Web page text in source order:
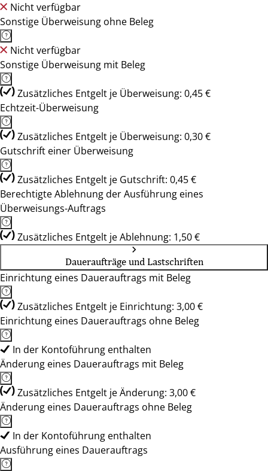
Nicht verfügbar
Sonstige Überweisung ohne Beleg
Nicht verfügbar
Sonstige Überweisung mit Beleg
Zusätzliches Entgelt je Überweisung: 0,45 €
Echtzeit-Überweisung
Zusätzliches Entgelt je Überweisung: 0,30 €
Gutschrift einer Überweisung
Zusätzliches Entgelt je Gutschrift: 0,45 €
Berechtigte Ablehnung der Ausführung eines
Überweisungs-Auftrags
Zusätzliches Entgelt je Ablehnung: 1,50 €
Daueraufträge und Lastschriften
Einrichtung eines Dauerauftrags mit Beleg
Zusätzliches Entgelt je Einrichtung: 3,00 €
Einrichtung eines Dauerauftrags ohne Beleg
In der Kontoführung enthalten
Änderung eines Dauerauftrags mit Beleg
Zusätzliches Entgelt je Änderung: 3,00 €
Änderung eines Dauerauftrags ohne Beleg
In der Kontoführung enthalten
Ausführung eines Dauerauftrags